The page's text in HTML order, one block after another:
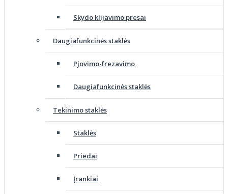
Skydo klijavimo presai
Daugiafunkcinės staklės
Pjovimo-frezavimo
Daugiafunkcinės staklės
Tekinimo staklės
Staklės
Priedai
Įrankiai